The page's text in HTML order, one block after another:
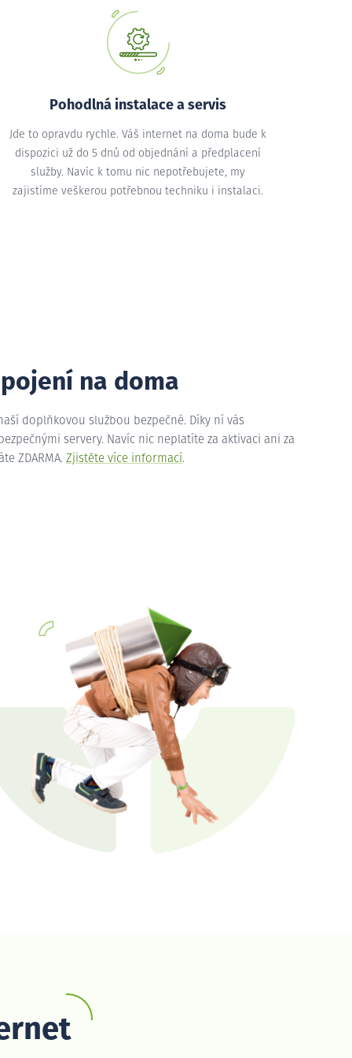
Pohodlná instalace a servis
Jde to opravdu rychle. Váš internet na doma bude k
dispozici už do 5 dnů od objednání a předplacení
služby. Navíc k tomu nic nepotřebujete, my
zajistíme veškerou potřebnou techniku i instalaci.
na doma
doplňkovou službou bezpečné. Díky ní vás
servery. Navíc nic neplatíte za aktivaci ani za
ZDARMA. Zjistěte více informací.